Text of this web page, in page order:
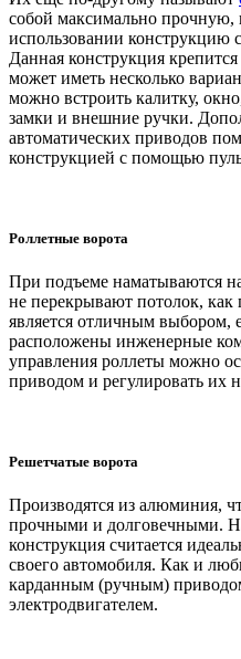
собой максимально
использовании конструкцию
Данная конструкция
может иметь несколько
можно встроить калитку,
замки и внешние ручки.
автоматических приводов
конструкцией с помощью
Роллетные ворота
При подъеме наматываются
не перекрывают потолок,
является отличным выбором,
расположены инженерные
управления роллеты можно
приводом и регулировать их
Решетчатые ворота
Производятся из алюминия,
прочными и долговечными.
конструкция считается
своего автомобиля. Как и
карданным (ручным)
электродвигателем.